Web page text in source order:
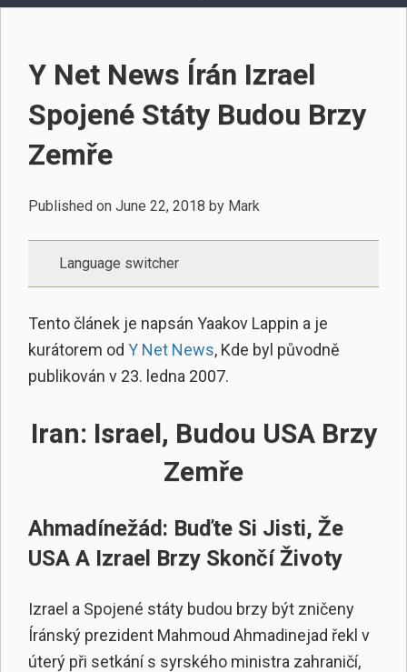
Y Net News Írán Izrael
Spojené Státy Budou Brzy
Zemře
Published on June 22, 2018 by Mark
Language switcher
Tento článek je napsán Yaakov Lappin a je
kurátorem od Y Net News, Kde byl původně
publikován v 23. ledna 2007.
Iran: Israel, Budou USA Brzy
Zemře
Ahmadínežád: Buďte Si Jisti, Že
USA A Izrael Brzy Skončí Životy
Izrael a Spojené státy budou brzy být zničeny
Íránský prezident Mahmoud Ahmadinejad řekl v
úterý při setkání s syrského ministra zahraničí,